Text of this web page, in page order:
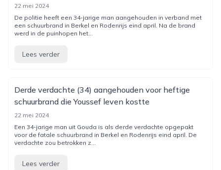
22 mei 2024
De politie heeft een 34-jarige man aangehouden in verband met
een schuurbrand in Berkel en Rodenrijs eind april. Na de brand
werd in de puinhopen het...
Lees verder
Derde verdachte (34) aangehouden voor heftige
schuurbrand die Youssef leven kostte
22 mei 2024
Een 34-jarige man uit Gouda is als derde verdachte opgepakt
voor de fatale schuurbrand in Berkel en Rodenrijs eind april. De
verdachte zou betrokken z...
Lees verder